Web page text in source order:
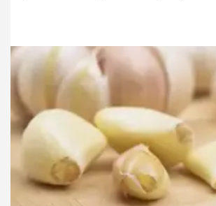
yaşlanmanın önüne geçmek için
19.10.2025